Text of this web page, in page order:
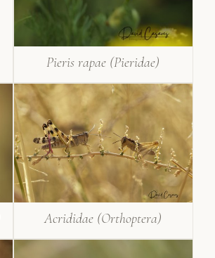
Pieris rapae (Pieridae)
Acrididae (Orthoptera)